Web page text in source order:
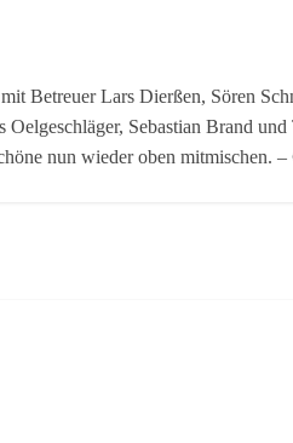
Betreuer Lars Dierßen, Sören
Sebastian Brand
nun wieder oben